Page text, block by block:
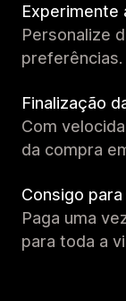
Experimente
Personalize
preferências.
Finalização
Com
da compra
Consigo
Paga uma
para toda a